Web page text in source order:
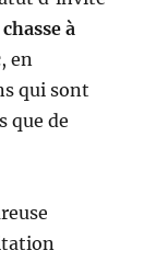
à
en
qui sont
que de